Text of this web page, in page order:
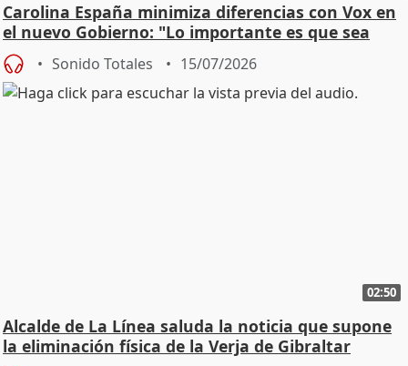
Carolina España minimiza diferencias con Vox en
el nuevo Gobierno: "Lo importante es que sea
una leg
Sonido Totales 15/07/2026
02:50
Alcalde de La Línea saluda la noticia que supone
la eliminación física de la Verja de Gibraltar